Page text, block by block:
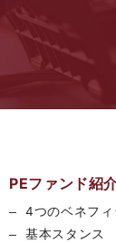
PEファンド紹
4つのベネフィ
基本スタンス